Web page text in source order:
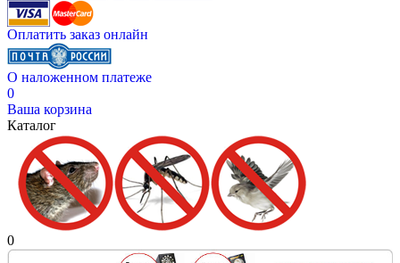
Оплатить заказ онлайн
О наложенном платеже
0
Ваша корзина
Каталог
0